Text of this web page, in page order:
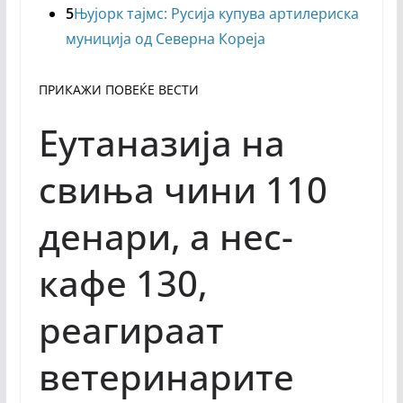
5Њујорк тајмс: Русија купува артилериска
муниција од Северна Кореја
ПРИКАЖИ ПОВЕЌЕ ВЕСТИ
Еутаназија на
свиња чини 110
денари, а нес-
кафе 130,
реагираат
ветеринарите